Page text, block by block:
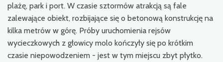
plażę, park i port. W czasie sztormów atrakcją są fale
zalewające obiekt, rozbijające się o betonową konstrukcję na
kilka metrów w górę. Próby uruchomienia rejsów
wycieczkowych z głowicy molo kończyły się po krótkim
czasie niepowodzeniem - jest w tym miejscu zbyt płytko.